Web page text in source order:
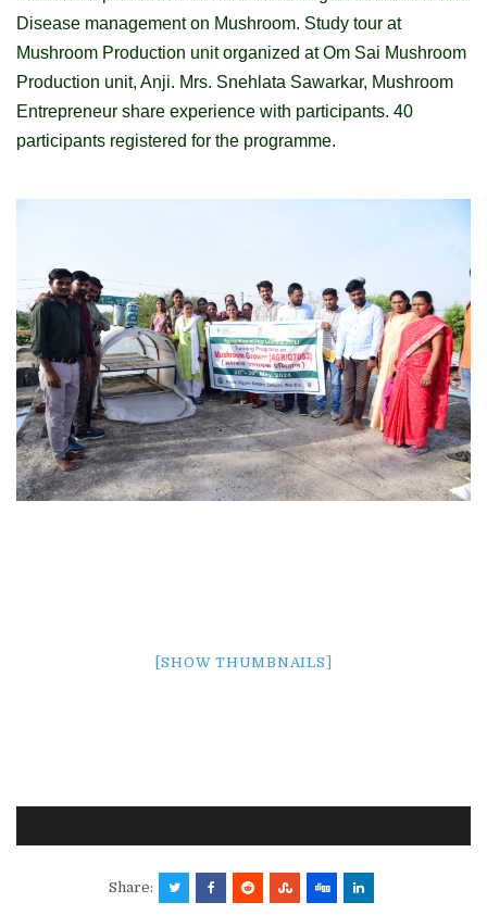
Disease management on Mushroom. Study tour at
Mushroom Production unit organized at Om Sai Mushroom
Production unit, Anji. Mrs. Snehlata Sawarkar, Mushroom
Entrepreneur share experience with participants. 40
participants registered for the programme.
[SHOW THUMBNAILS]
Share: